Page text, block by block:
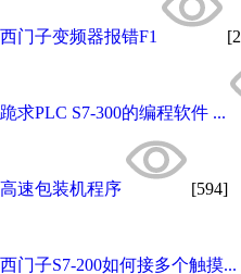
西门子变频器报错F1
跪求PLC S7-300的编程软件 ...
高速包装机程序 [594]
西门子S7-200如何接多个触摸...